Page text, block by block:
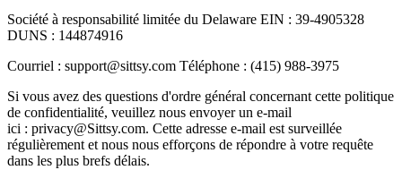
Société à responsabilité limitée du Delaware EIN : 39-4905328
DUNS : 144874916
Courriel : support@sittsy.com Téléphone : (415) 988-3975
Si vous avez des questions d'ordre général concernant cette politique
de confidentialité, veuillez nous envoyer un e-mail
ici : privacy@Sittsy.com. Cette adresse e-mail est surveillée
régulièrement et nous nous efforçons de répondre à votre requête
dans les plus brefs délais.